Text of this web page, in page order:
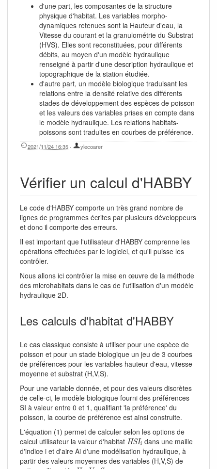
d'une part, les composantes de la structure
physique d'habitat. Les variables morpho-
dynamiques retenues sont la Hauteur d'eau, la
Vitesse du courant et la granulométrie du Substrat
(HVS). Elles sont reconstituées, pour différents
débits, au moyen d'un modèle hydraulique
renseigné à partir d'une description hydraulique et
topographique de la station étudiée.
d'autre part, un modèle biologique traduisant les
relations entre la densité relative des différents
stades de développement des espèces de poisson
et les valeurs des variables prises en compte dans
le modèle hydraulique. Les relations habitats-
poissons sont traduites en courbes de préférence.
2021/11/24 16:35 · ylecoarer
Vérifier un calcul d'HABBY
Le code d'HABBY comporte un très grand nombre de
lignes de programmes écrites par plusieurs développeurs
et donc il comporte des erreurs.
Il est important que l'utilisateur d'HABBY comprenne les
opérations effectuées par le logiciel, et qu'il puisse les
contrôler.
Nous allons ici contrôler la mise en œuvre de la méthode
des microhabitats dans le cas de l'utilisation d'un modèle
hydraulique 2D.
Les calculs d'habitat d'HABBY
Le cas classique consiste à utiliser pour une espèce de
poisson et pour un stade biologique un jeu de 3 courbes
de préférences pour les variables hauteur d'eau, vitesse
moyenne et substrat (H,V,S).
Pour une variable donnée, et pour des valeurs discrètes
de celle-ci, le modèle biologique fourni des préférences
SI à valeur entre 0 et 1, qualifiant 'la préférence' du
poisson, la courbe de préférence est ainsi construite.
L'équation (1) permet de calculer selon les options de
calcul utilisateur la valeur d'habitat HSIi
HSIi dans une maille
d'indice i et d'aire Ai d'une modélisation hydraulique, à
partir des valeurs moyennes des variables (H,V,S) de